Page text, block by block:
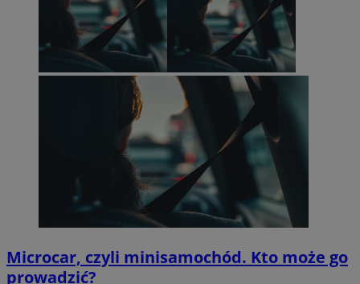
Microcar, czyli minisamochód. Kto może go
prowadzić?